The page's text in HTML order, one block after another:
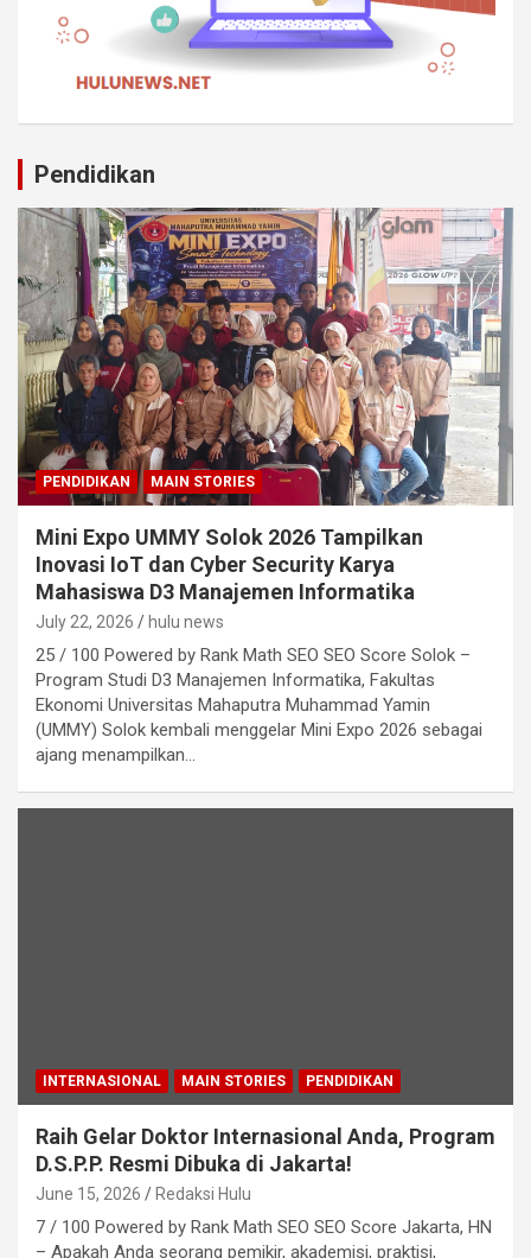
Pendidikan
PENDIDIKAN MAIN STORIES
Mini Expo UMMY Solok 2026 Tampilkan
Inovasi IoT dan Cyber Security Karya
Mahasiswa D3 Manajemen Informatika
July 22, 2026 hulu news
25 / 100 Powered by Rank Math SEO SEO Score Solok –
Program Studi D3 Manajemen Informatika, Fakultas
Ekonomi Universitas Mahaputra Muhammad Yamin
(UMMY) Solok kembali menggelar Mini Expo 2026 sebagai
ajang menampilkan…
INTERNASIONAL MAIN STORIES PENDIDIKAN
Raih Gelar Doktor Internasional Anda, Program
D.S.P.P. Resmi Dibuka di Jakarta!
June 15, 2026 Redaksi Hulu
7 / 100 Powered by Rank Math SEO SEO Score Jakarta, HN
– Apakah Anda seorang pemikir, akademisi, praktisi,